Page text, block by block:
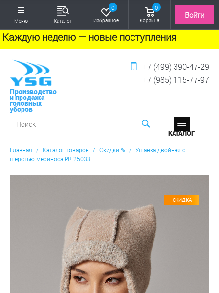
Меню Каталог
0
Избранное
0
Корзина
Войти
Каждую неделю — новые поступления
Производство
и продажа
головных
уборов
+7 (499) 390-47-29
+7 (985) 115-77-97
Главная / Каталог товаров / Скидки % / Ушанка двойная с
шерстью мериноса PR 25033
СКИДКА